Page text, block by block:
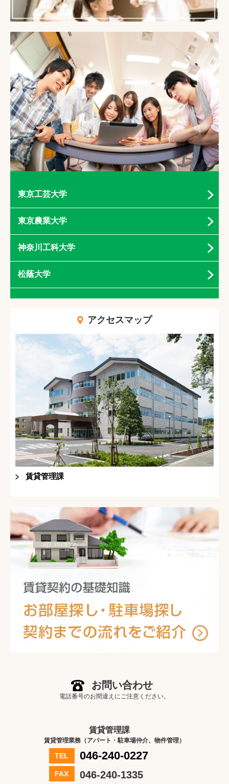
東京工芸大学
東京農業大学
神奈川工科大学
松蔭大学
アクセスマップ
賃貸管理課
お問い合わせ
電話番号のお間違えにご注意ください。
賃貸管理課
賃貸管理業務（アパート・駐車場仲介、物件管理）
TEL 046-240-0227
FAX 046-240-1335